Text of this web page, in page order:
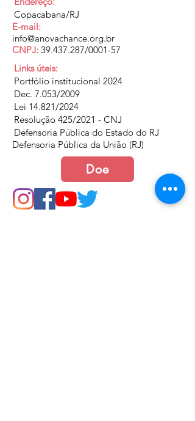
Copacabana/RJ
E-mail:
info@anovachance.org.br
CNPJ: 39.437.287/0001-57
Links úteis:
Portfólio institucional 2024
Dec. 7.053/2009
Lei 14.821/2024
Resolução 425/2021 - CNJ
Defensoria Pública do Estado do RJ
Defensoria Pública da União (RJ)
Doe